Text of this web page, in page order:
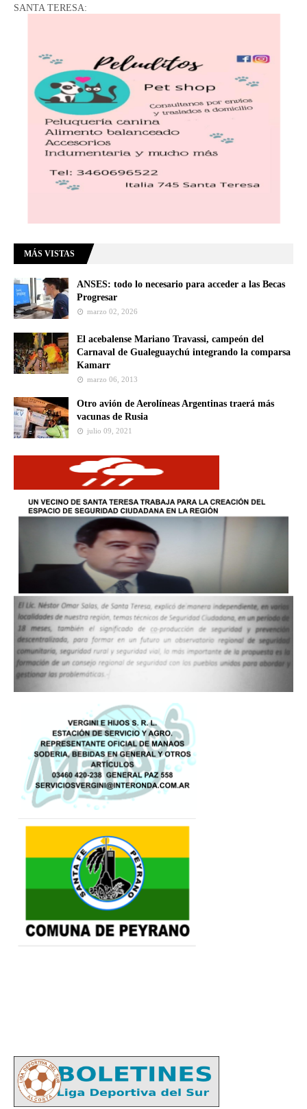
SANTA TERESA:
MÁS VISTAS
ANSES: todo lo necesario para acceder a las Becas
Progresar
marzo 02, 2026
El acebalense Mariano Travassi, campeón del
Carnaval de Gualeguaychú integrando la comparsa
Kamarr
marzo 06, 2013
Otro avión de Aerolíneas Argentinas traerá más
vacunas de Rusia
julio 09, 2021